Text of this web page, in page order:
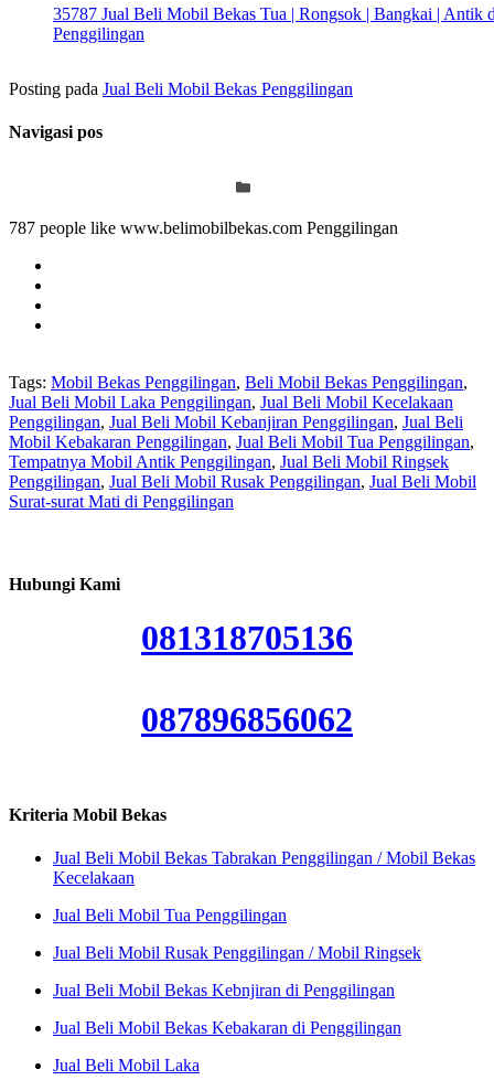
35787 Jual Beli Mobil Bekas Tua | Rongsok | Bangkai | Antik
Penggilingan
Posting pada Jual Beli Mobil Bekas Penggilingan
Navigasi pos
787 people like www.belimobilbekas.com Penggilingan
Tags: Mobil Bekas Penggilingan, Beli Mobil Bekas Penggilingan,
Jual Beli Mobil Laka Penggilingan, Jual Beli Mobil Kecelakaan
Penggilingan, Jual Beli Mobil Kebanjiran Penggilingan, Jual Beli
Mobil Kebakaran Penggilingan, Jual Beli Mobil Tua Penggilingan,
Tempatnya Mobil Antik Penggilingan, Jual Beli Mobil Ringsek
Penggilingan, Jual Beli Mobil Rusak Penggilingan, Jual Beli Mobil
Surat-surat Mati di Penggilingan
Hubungi Kami
081318705136
087896856062
Kriteria Mobil Bekas
Jual Beli Mobil Bekas Tabrakan Penggilingan / Mobil Bekas
Kecelakaan
Jual Beli Mobil Tua Penggilingan
Jual Beli Mobil Rusak Penggilingan / Mobil Ringsek
Jual Beli Mobil Bekas Kebnjiran di Penggilingan
Jual Beli Mobil Bekas Kebakaran di Penggilingan
Jual Beli Mobil Laka